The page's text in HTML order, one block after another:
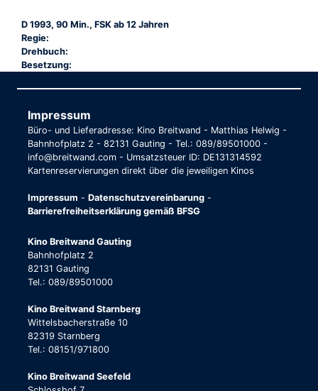
D 1993, 90 Min., FSK ab 12 Jahren
Regie:
Drehbuch:
Besetzung:
Impressum
Büro- und Lieferadresse: Kino Breitwand - Matthias Helwig -
Bahnhofplatz 2 - 82131 Gauting - Tel.: 089/89501000 -
info@breitwand.com - Umsatzsteuer ID: DE131314592
Kartenreservierungen direkt über die jeweiligen Kinos
Impressum - Datenschutzvereinbarung -
Barrierefreiheitserklärung gemäß BFSG
Kino Breitwand Gauting
Bahnhofplatz 2
82131 Gauting
Tel.: 089/89501000
Kino Breitwand Starnberg
Wittelsbacherstraße 10
82319 Starnberg
Tel.: 08151/971800
Kino Breitwand Seefeld